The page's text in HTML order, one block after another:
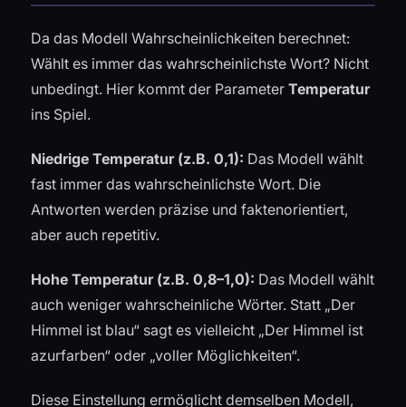
Da das Modell Wahrscheinlichkeiten berechnet:
Wählt es immer das wahrscheinlichste Wort? Nicht
unbedingt. Hier kommt der Parameter Temperatur
ins Spiel.
Niedrige Temperatur (z.B. 0,1): Das Modell wählt
fast immer das wahrscheinlichste Wort. Die
Antworten werden präzise und faktenorientiert,
aber auch repetitiv.
Hohe Temperatur (z.B. 0,8–1,0): Das Modell wählt
auch weniger wahrscheinliche Wörter. Statt „Der
Himmel ist blau“ sagt es vielleicht „Der Himmel ist
azurfarben“ oder „voller Möglichkeiten“.
Diese Einstellung ermöglicht demselben Modell,